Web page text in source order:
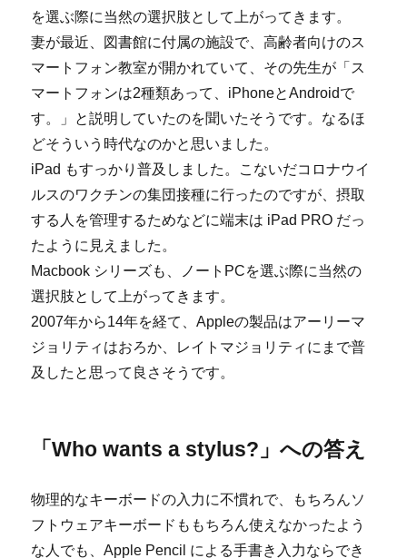
を選ぶ際に当然の選択肢として上がってきます。
妻が最近、図書館に付属の施設で、高齢者向けのス
マートフォン教室が開かれていて、その先生が「ス
マートフォンは2種類あって、iPhoneとAndroidで
す。」と説明していたのを聞いたそうです。なるほ
どそういう時代なのかと思いました。
iPad もすっかり普及しました。こないだコロナウイ
ルスのワクチンの集団接種に行ったのですが、摂取
する人を管理するためなどに端末は iPad PRO だっ
たように見えました。
Macbook シリーズも、ノートPCを選ぶ際に当然の
選択肢として上がってきます。
2007年から14年を経て、Appleの製品はアーリーマ
ジョリティはおろか、レイトマジョリティにまで普
及したと思って良さそうです。
「Who wants a stylus?」への答え
物理的なキーボードの入力に不慣れで、もちろんソ
フトウェアキーボードももちろん使えなかったよう
な人でも、Apple Pencil による手書き入力ならでき